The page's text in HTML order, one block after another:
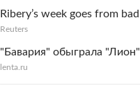
Ribery’s week goes from
Reuters
"Бавария" обыграла
lenta.ru